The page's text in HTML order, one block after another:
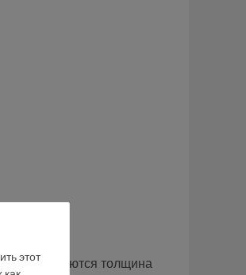
определяются толщина
этот